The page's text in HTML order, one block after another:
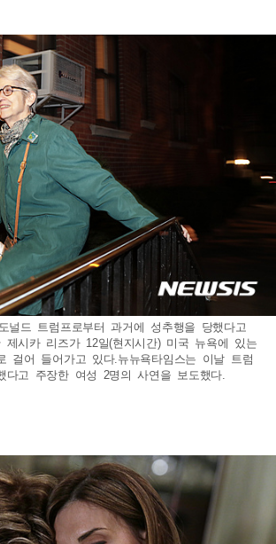
도널드 트럼프로부터 과거에 성추행을 당했다고
제시카 리즈가 12일(현지시간) 미국 뉴욕에 있는
걸어 들어가고 있다.뉴뉴욕타임스는 이날 트럼
다고 주장한 여성 2명의 사연을 보도했다.